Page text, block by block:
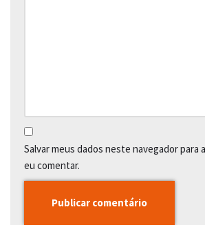
Salvar meus dados neste navegador para
eu comentar.